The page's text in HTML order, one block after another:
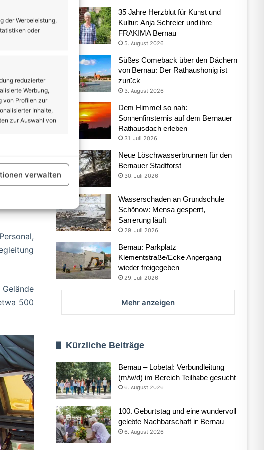
der Werbeleistung,
oder
reduzierter
Werbung,
von Profilen zur
Inhalte,
zur Auswahl von
Immer aktiv
verwalten
von
zur
500
35 Jahre Herzblut für Kunst und
Kultur: Anja Schreier und ihre
FRAKIMA Bernau
5. August 2026
Süßes Comeback über den Dächern
von Bernau: Der Rathaushonig ist
zurück
3. August 2026
Dem Himmel so nah:
Sonnenfinsternis auf dem Bernauer
Rathausdach erleben
31. Juli 2026
Neue Löschwasserbrunnen für den
Bernauer Stadtforst
30. Juli 2026
Wasserschaden an Grundschule
Schönow: Mensa gesperrt,
Sanierung läuft
29. Juli 2026
Bernau: Parkplatz
Klementstraße/Ecke Angergang
wieder freigegeben
29. Juli 2026
Mehr anzeigen
Kürzliche Beiträge
Bernau – Lobetal: Verbundleitung
(m/w/d) im Bereich Teilhabe gesucht
6. August 2026
100. Geburtstag und eine wundervoll
gelebte Nachbarschaft in Bernau
6. August 2026